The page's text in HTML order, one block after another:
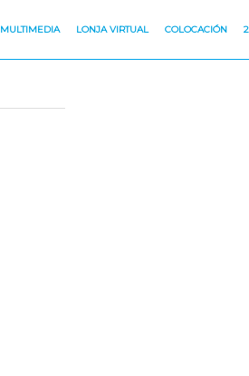
MULTIMEDIA LONJA VIRTUAL COLOCACIÓN